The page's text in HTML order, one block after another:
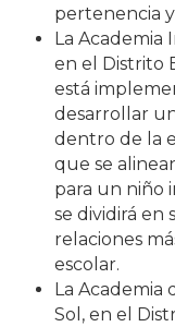
pertenencia
La Academia
en el Distrito
está
desarrollar
dentro de la
que se
para un niño
se dividirá en
relaciones
escolar.
La Academia
Sol, en el